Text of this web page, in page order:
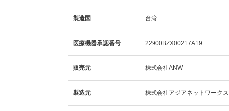
製造国 台湾
医療機器承認番号 22900BZX00217A19
販売元 株式会社ANW
製造元 株式会社アジアネットワークス